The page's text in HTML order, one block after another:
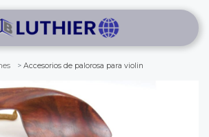
Accesorios de palorosa para violin